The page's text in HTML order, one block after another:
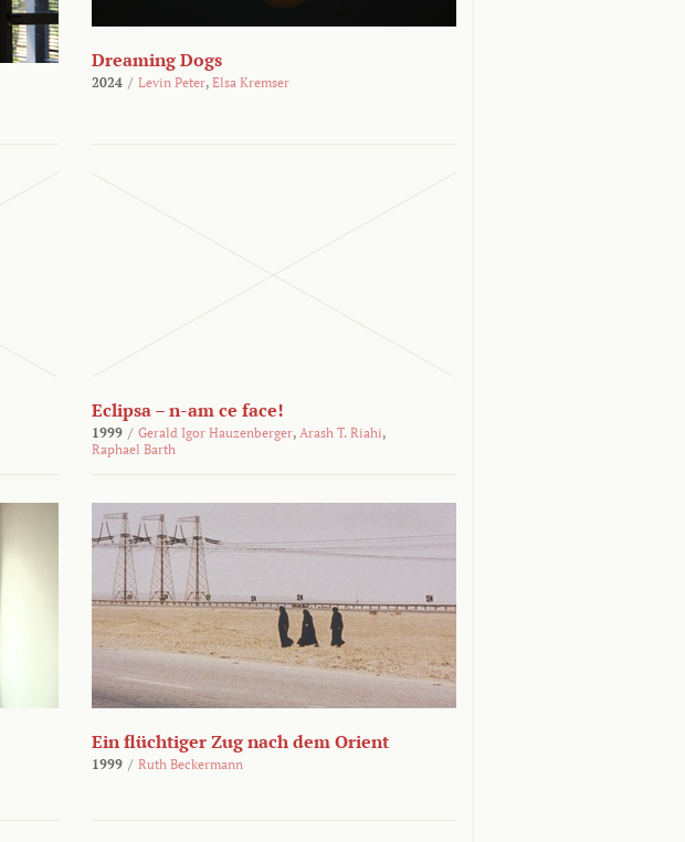
Dreaming Dogs
2024 / Levin Peter, Elsa Kremser
Eclipsa – n-am ce face!
1999 / Gerald Igor Hauzenberger, Arash T. Riahi,
Raphael Barth
Ein flüchtiger Zug nach dem Orient
1999 / Ruth Beckermann